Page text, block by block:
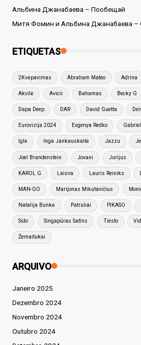
Альбина Джанабаева – Пообещай
Митя Фомин и Альбина Джанабаева –
ETIQUETAS
2Kvėpavimas Abraham Mateo Adrina
Akvilė Avicii Bahamas Becky G
Dapa Deep DAR David Guetta
Eurovizija 2024 Evgenya Redko
Iglė Inga Jankauskaitė Jazzu
Joel Brandenstein Jovani Jurijus
KAROL G Laisva Lauris Reiniks
MAN-GO Marijonas Mikutavičius
Natalija Bunkė Patruliai PIKASO
Sido Singapūras Satīns Tiesto
Žemaitukai
ARQUIVO
Janeiro 2025
Dezembro 2024
Novembro 2024
Outubro 2024